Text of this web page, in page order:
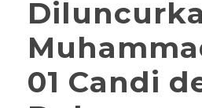
01 Candi